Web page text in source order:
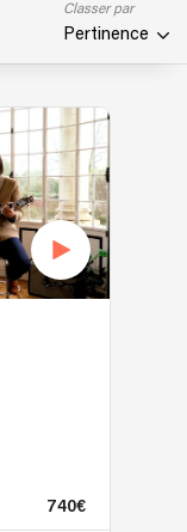
Classer par
Pertinence
740€